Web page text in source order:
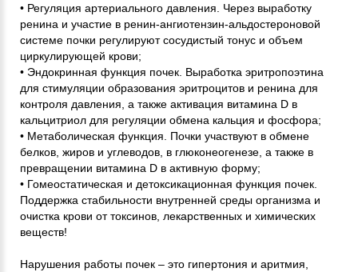
• Регуляция артериального давления. Через выработку
ренина и участие в ренин-ангиотензин-альдостероновой
системе почки регулируют сосудистый тонус и объем
циркулирующей крови;
• Эндокринная функция почек. Выработка эритропоэтина
для стимуляции образования эритроцитов и ренина для
контроля давления, а также активация витамина D в
кальцитриол для регуляции обмена кальция и фосфора;
• Метаболическая функция. Почки участвуют в обмене
белков, жиров и углеводов, в глюконеогенезе, а также в
превращении витамина D в активную форму;
• Гомеостатическая и детоксикационная функция почек.
Поддержка стабильности внутренней среды организма и
очистка крови от токсинов, лекарственных и химических
веществ!
Нарушения работы почек – это гипертония и аритмия,